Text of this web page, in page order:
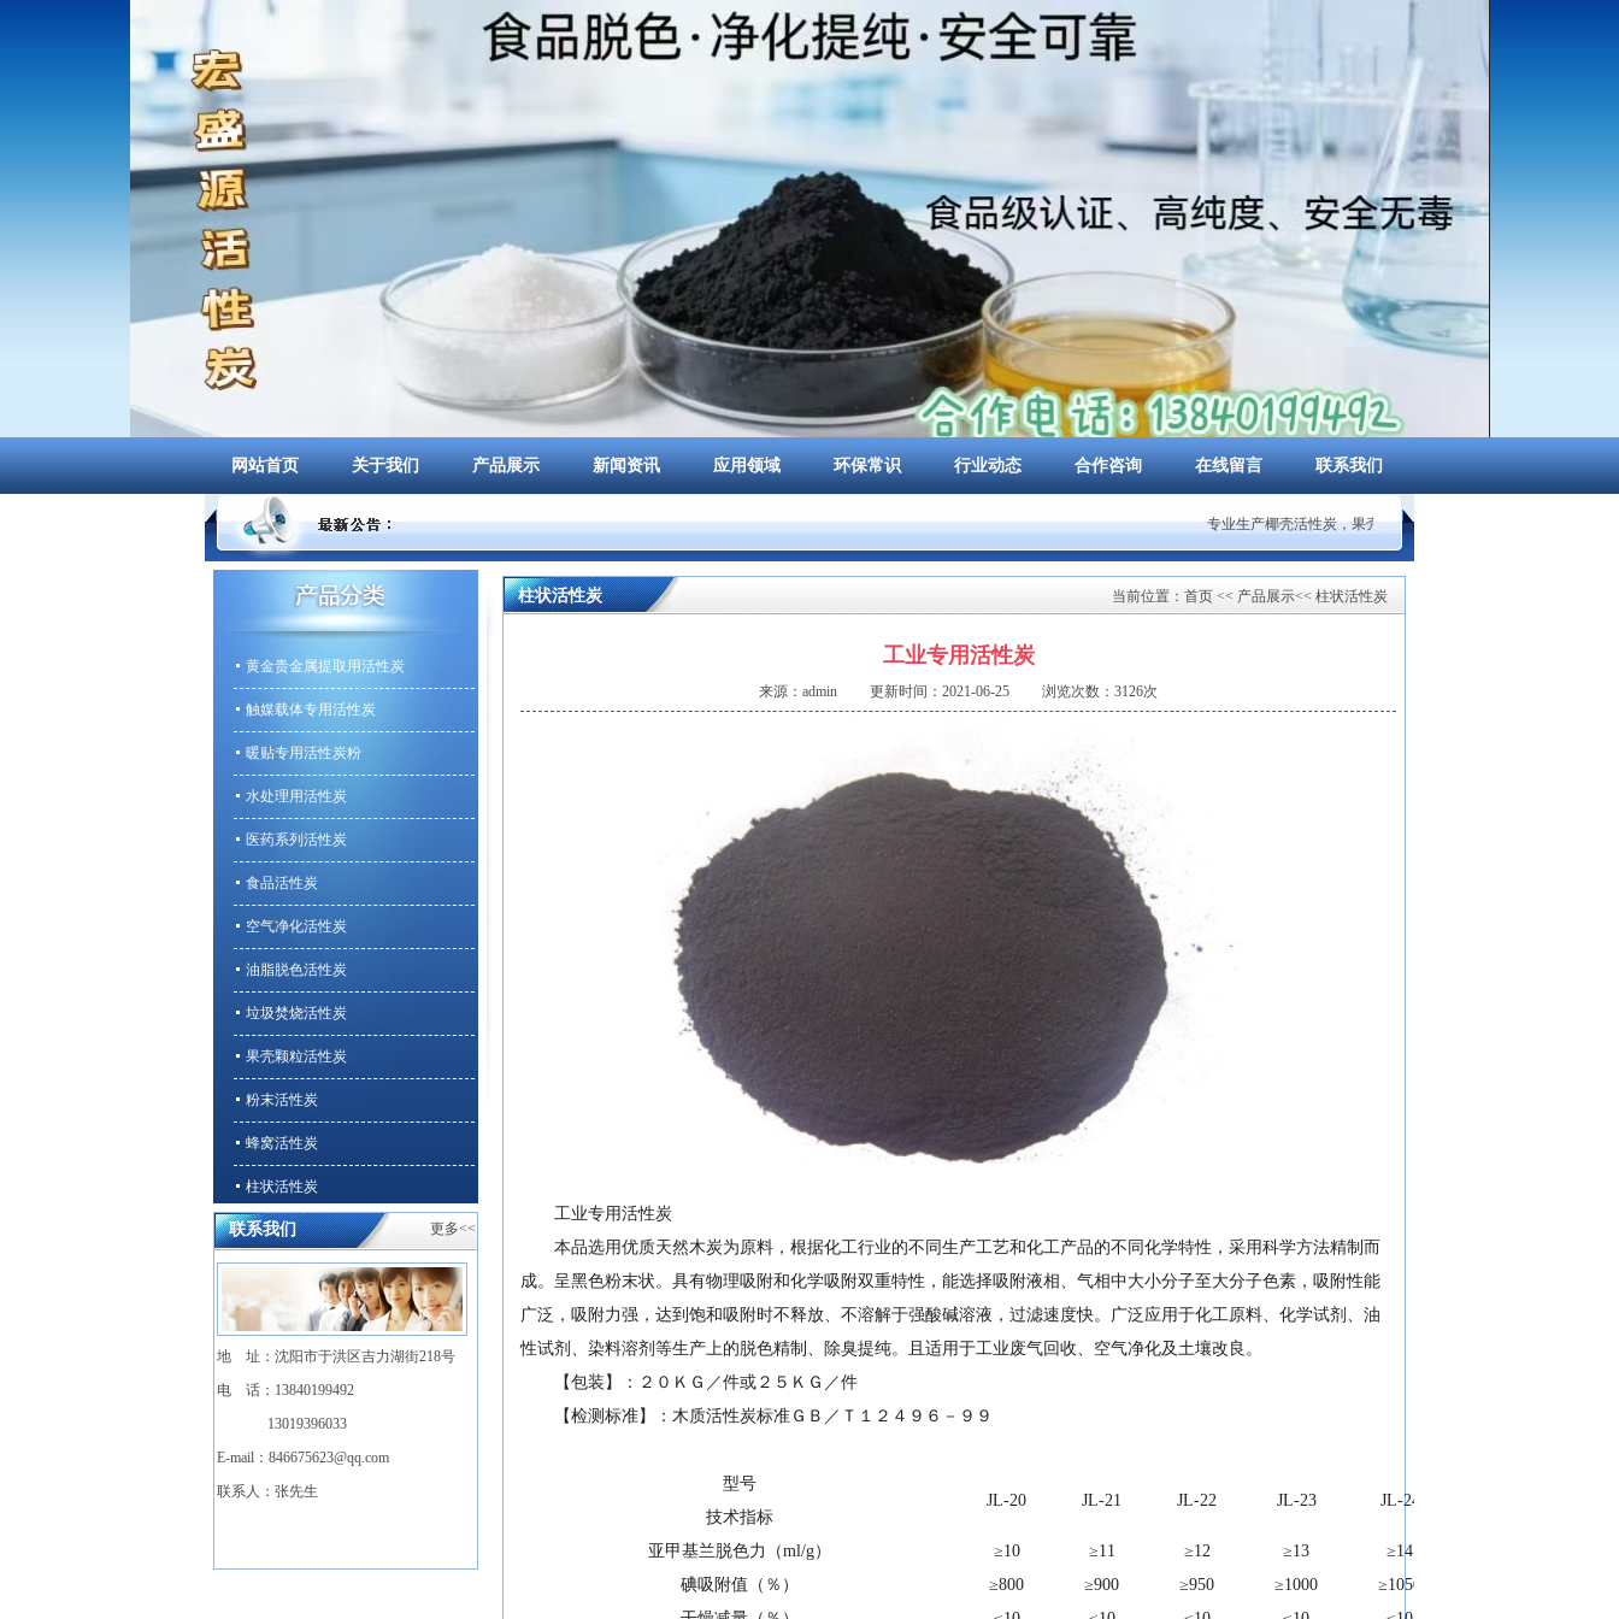
网站首页 关于我们 产品展示 新闻资讯 应用领域 环保常识 行业动态 合作咨询 在线留言 联系我们
专业生产椰壳活性炭，果壳活性炭，柱状活性炭，煤质粉状活性炭
黄金贵金属提取用活性炭
触媒载体专用活性炭
暖贴专用活性炭粉
水处理用活性炭
医药系列活性炭
食品活性炭
空气净化活性炭
油脂脱色活性炭
垃圾焚烧活性炭
果壳颗粒活性炭
粉末活性炭
蜂窝活性炭
柱状活性炭
石英砂、无烟煤
溶剂回收/VOCs净化专用活性炭
联系我们 更多<<
地 址：沈阳市于洪区吉力湖街218号
电 话：13840199492
13019396033
E-mail： 846675623@qq.com
联系人：张先生
柱状活性炭 当前位置： 首页 << 产品展示<< 柱状活性炭
工业专用活性炭
来源：admin 更新时间：2021-06-25 浏览次数：3126次
工业专用活性炭
本品选用优质天然木炭为原料，根据化工行业的不同生产工艺和化工产品的不同化学特性，采用科学方法精制而
成。呈黑色粉末状。具有物理吸附和化学吸附双重特性，能选择吸附液相、气相中大小分子至大分子色素，吸附性能
广泛，吸附力强，达到饱和吸附时不释放、不溶解于强酸碱溶液，过滤速度快。广泛应用于化工原料、化学试剂、油
性试剂、染料溶剂等生产上的脱色精制、除臭提纯。且适用于工业废气回收、空气净化及土壤改良。
【包装】：２０ＫＧ／件或２５ＫＧ／件
【检测标准】：木质活性炭标准ＧＢ／Ｔ１２４９６－９９
型号
技术指标
JL-20 JL-21 JL-22 JL-23 JL-24
亚甲基兰脱色力（ml/g） ≥10 ≥11 ≥12 ≥13 ≥14
碘吸附值（％）
≥800 ≥900 ≥950 ≥1000 ≥1050